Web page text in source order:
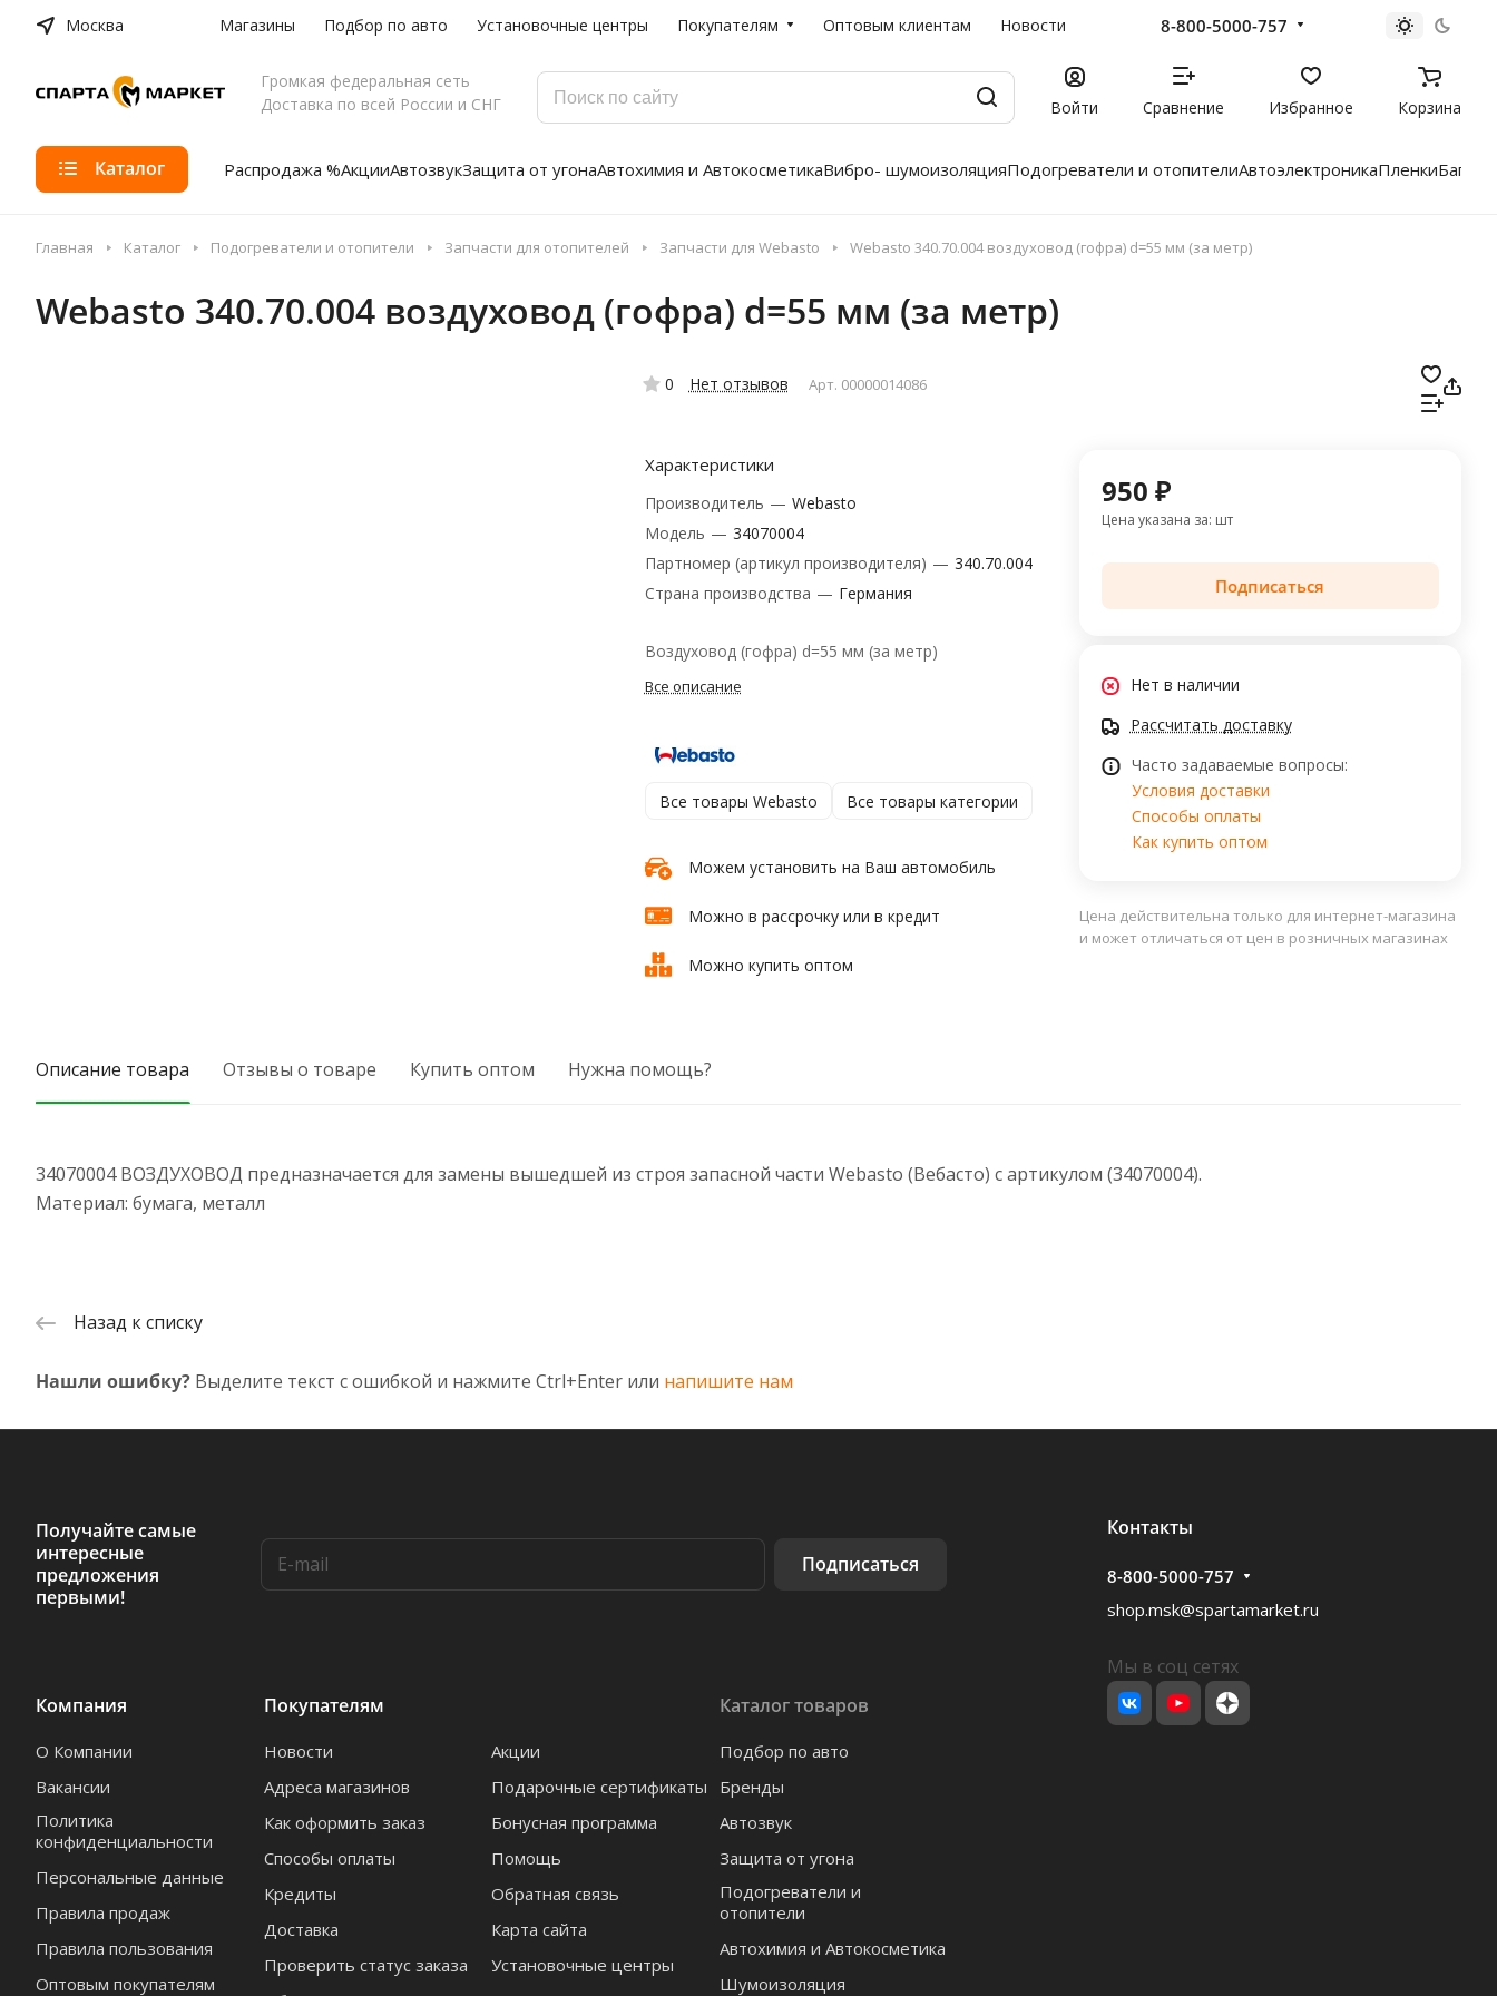
Москва Магазины Подбор по авто Установочные центры Покупателям Оптовым клиентам Новости 8-800-5000-757
Громкая федеральная сеть
Доставка по всей России и СНГ
Войти Сравнение Избранное Корзина
Каталог Распродажа %АкцииАвтозвукЗащита от угонаАвтохимия и АвтокосметикаВибро- шумоизоляцияПодогреватели и отопителиАвтоэлектроникаПленки
Главная Каталог Подогреватели и отопители Запчасти для отопителей Запчасти для Webasto Webasto 340.70.004 воздуховод (гофра) d=55 мм (за метр)
Webasto 340.70.004 воздуховод (гофра) d=55 мм (за метр)
0 Нет отзывов Арт. 00000014086
Характеристики
Производитель — Webasto
Модель — 34070004
Партномер (артикул производителя) — 340.70.004
Страна производства — Германия
Воздуховод (гофра) d=55 мм (за метр)
Все описание
Все товары Webasto Все товары категории
Можем установить на Ваш автомобиль
Можно в рассрочку или в кредит
Можно купить оптом
950 ₽
Цена указана за: шт
Подписаться
Нет в наличии
Рассчитать доставку
Часто задаваемые вопросы:
Условия доставки
Способы оплаты
Как купить оптом
Цена действительна только для интернет-магазина
и может отличаться от цен в розничных магазинах
Описание товара Отзывы о товаре Купить оптом Нужна помощь?
34070004 ВОЗДУХОВОД предназначается для замены вышедшей из строя запасной части Webasto (Вебасто) с артикулом (34070004).
Материал: бумага, металл
Назад к списку
Нашли ошибку? Выделите текст с ошибкой и нажмите Ctrl+Enter или напишите нам
Получайте самые
интересные
предложения
первыми!
Подписаться
Компания
О Компании
Вакансии
Политика
конфиденциальности
Персональные данные
Правила продаж
Правила пользования
Оптовым покупателям
Покупателям
Новости
Адреса магазинов
Как оформить заказ
Способы оплаты
Кредиты
Доставка
Проверить статус заказа
Акции
Подарочные сертификаты
Бонусная программа
Помощь
Обратная связь
Карта сайта
Установочные центры
Каталог товаров
Подбор по авто
Бренды
Автозвук
Защита от угона
Подогреватели и
отопители
Автохимия и Автокосметика
Шумоизоляция
Контакты
8-800-5000-757
shop.msk@spartamarket.ru
Мы в соц сетях